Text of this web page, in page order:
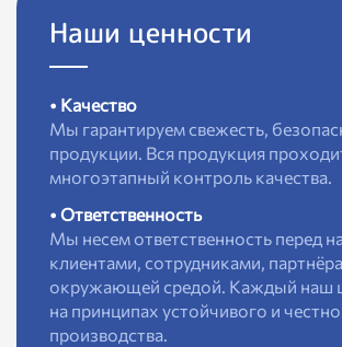
Наши ценности
• Качество
Мы гарантируем свежесть,
продукции. Вся продукция
многоэтапный контроль качества.
• Ответственность
Мы несем ответственность перед
клиентами, сотрудниками,
окружающей средой. Каждый наш
на принципах устойчивого и
производства.